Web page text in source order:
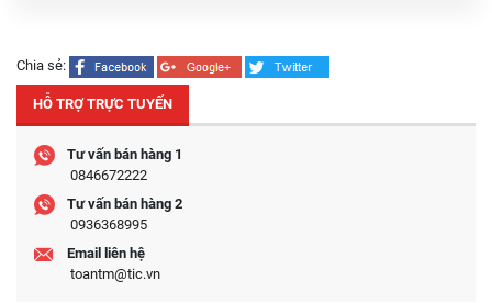
Chia sẻ:
HỖ TRỢ TRỰC TUYẾN
Tư vấn bán hàng 1
0846672222
Tư vấn bán hàng 2
0936368995
Email liên hệ
toantm@tic.vn